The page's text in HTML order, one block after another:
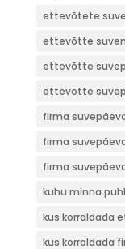
ettevõtete
ettevõtte
ettevõtte
ettevõtte
firma
firma
firma
kuhu minna
kus korraldada
kus korraldada